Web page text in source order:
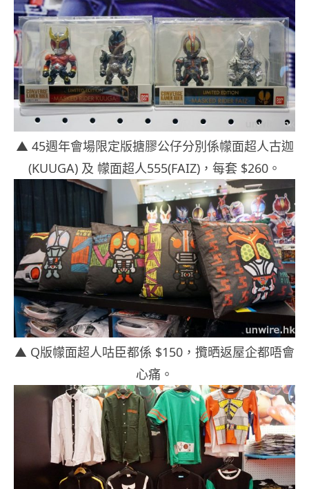
▲ 45週年會場限定版搪膠公仔分別係幪面超人古迦
(KUUGA) 及 幪面超人555(FAIZ)，每套 $260。
▲ Q版幪面超人咕臣都係 $150，攬晒返屋企都唔會
心痛。